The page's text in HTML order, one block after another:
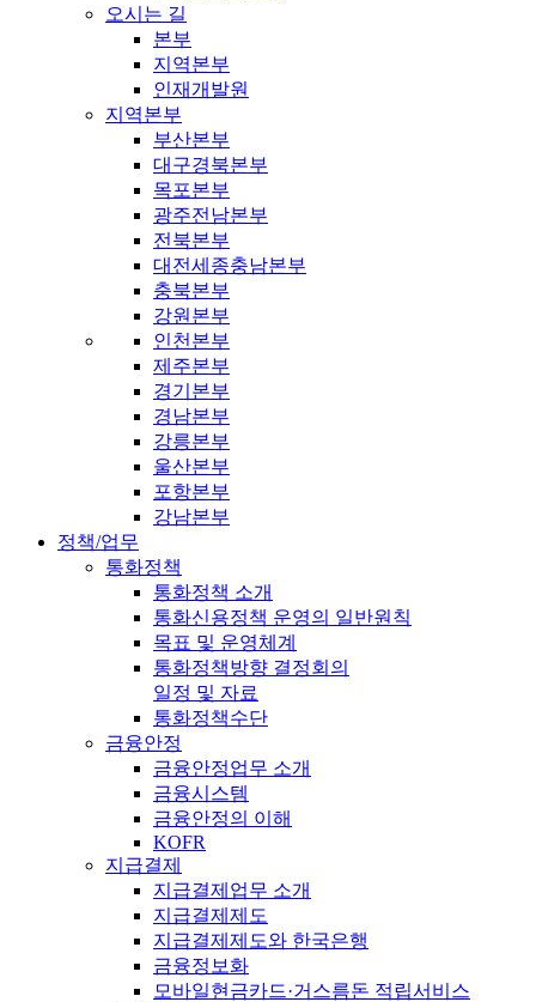
오시는 길
본부
지역본부
인재개발원
지역본부
부산본부
대구경북본부
목포본부
광주전남본부
전북본부
대전세종충남본부
충북본부
강원본부
인천본부
제주본부
경기본부
경남본부
강릉본부
울산본부
포항본부
강남본부
정책/업무
통화정책
통화정책 소개
통화신용정책 운영의 일반원칙
목표 및 운영체계
통화정책방향 결정회의
일정 및 자료
통화정책수단
금융안정
금융안정업무 소개
금융시스템
금융안정의 이해
KOFR
지급결제
지급결제업무 소개
지급결제제도
지급결제제도와 한국은행
금융정보화
모바일현금카드·거스름돈 적립서비스